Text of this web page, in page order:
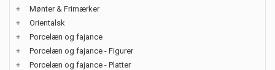
+
Mønter & Frimærker
+
Orientalsk
+
Porcelæn og fajance
+
Porcelæn og fajance - Figurer
+
Porcelæn og fajance - Platter